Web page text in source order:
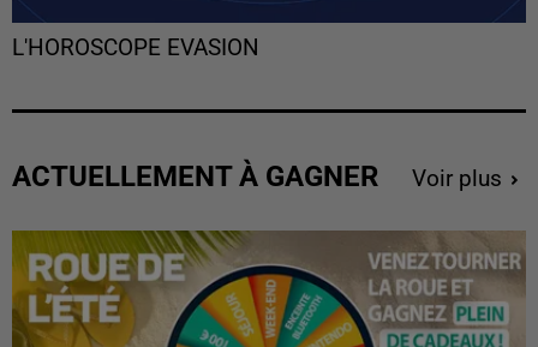
L'HOROSCOPE EVASION
ACTUELLEMENT À GAGNER Voir plus